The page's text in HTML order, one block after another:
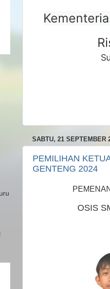
SABTU, 21 SEPTEMBER
PEMILIHAN
GENTENG 2024
OSIS